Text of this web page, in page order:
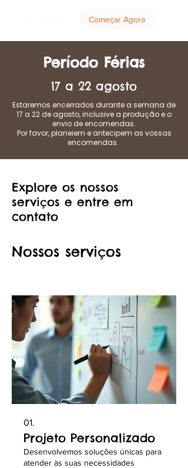
Começar Agora
Período Férias
17 a 22 agosto
Estaremos encerrados durante a semana de
17 a 22 de agosto, inclusive a produção e o
envio de encomendas.
Por favor, planeiem e antecipem as vossas
encomendas.
Explore os nossos
serviços e entre em
contato
Nossos serviços
01.
Projeto Personalizado
Desenvolvemos soluções únicas para
atender às suas necessidades